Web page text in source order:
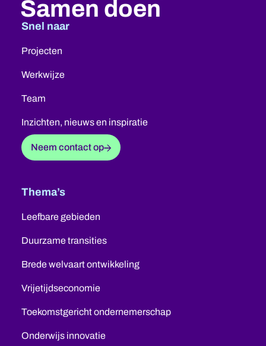
Samen doen
Snel naar
Projecten
Werkwijze
Team
Inzichten, nieuws en inspiratie
Neem contact op
Thema’s
Leefbare gebieden
Duurzame transities
Brede welvaart ontwikkeling
Vrijetijdseconomie
Toekomstgericht ondernemerschap
Onderwijs innovatie